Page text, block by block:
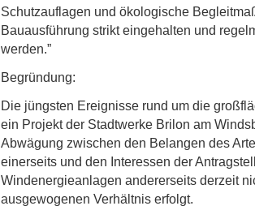
Schutzauflagen und ökologische
Bauausführung strikt eingehalten und
werden.”
Begründung:
Die jüngsten Ereignisse rund um die
ein Projekt der Stadtwerke Brilon am
Abwägung zwischen den Belangen des
einerseits und den Interessen der
Windenergieanlagen andererseits derzeit
ausgewogenen Verhältnis erfolgt.